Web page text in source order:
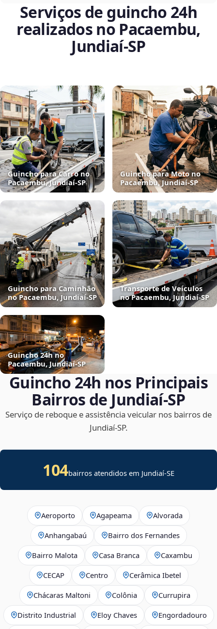
Serviços de guincho 24h
realizados no Pacaembu,
Jundiaí‑SP
Guincho para Carro no
Pacaembu, Jundiaí‑SP
Guincho para Moto no
Pacaembu, Jundiaí‑SP
Guincho para Caminhão
no Pacaembu, Jundiaí‑SP
Transporte de Veículos
no Pacaembu, Jundiaí‑SP
Guincho 24h no
Pacaembu, Jundiaí‑SP
Guincho 24h nos Principais
Bairros de Jundiaí‑SP
Serviço de reboque e assistência veicular nos bairros de
Jundiaí‑SP.
104bairros atendidos em Jundiaí-SE
Aeroporto Agapeama Alvorada
Anhangabaú Bairro dos Fernandes
Bairro Malota Casa Branca Caxambu
CECAP Centro Cerâmica Ibetel
Chácaras Maltoni Colônia Currupira
Distrito Industrial Eloy Chaves Engordadouro